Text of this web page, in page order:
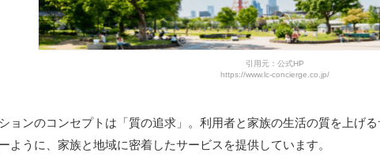
引用元：公式HP
https://www.lc-concierge.co.jp/
ョンのコンセプトは「質の追求」。利用者と家族の生活の質を上げ
ように、家族と地域に密着したサービスを提供しています。